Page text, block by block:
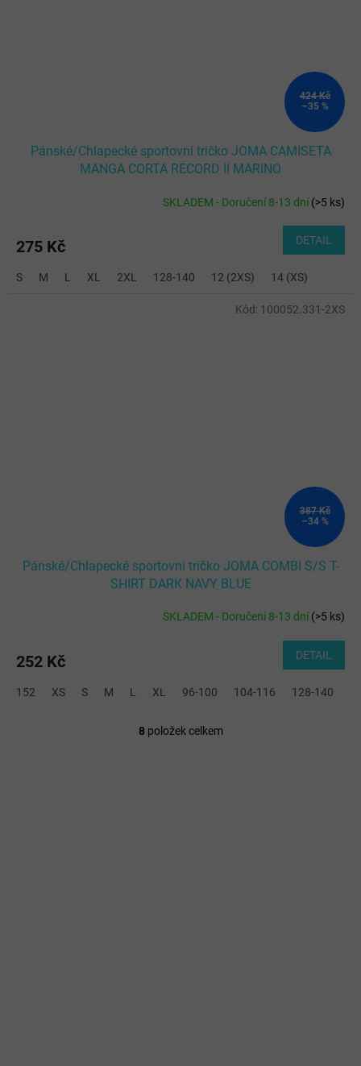
424 Kč
–35 %
Pánské/Chlapecké sportovní tričko JOMA CAMISETA
MANGA CORTA RECORD II MARINO
SKLADEM - Doručení 8-13 dní(>5 ks)
275 Kč DETAIL
S M L XL 2XL 128-140 12 (2XS) 14 (XS)
387 Kč
–34 %
Pánské/Chlapecké sportovní tričko JOMA COMBI S/S T-
SHIRT DARK NAVY BLUE
SKLADEM - Doručení 8-13 dní(>5 ks)
252 Kč DETAIL
152 XS S M L XL 96-100 104-116 128-140
Kód: 100052.331-2XS
O
8položek celkem